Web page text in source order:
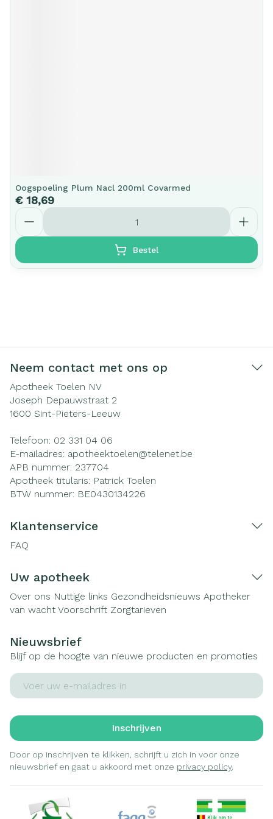
Oogspoeling Plum Nacl 200ml Covarmed
€ 18,69
Aantal
Bestel
Neem contact met ons op
Apotheek Toelen NV
Joseph Depauwstraat 2
1600 Sint-Pieters-Leeuw
Telefoon: 02 331 04 06
E-mailadres: apotheektoelen@telenet.be
APB nummer: 237704
Apotheek titularis: Patrick Toelen
BTW nummer: BE0430134226
Klantenservice
FAQ
Uw apotheek
Over ons Nuttige links Gezondheidsnieuws Apotheker
van wacht Voorschrift Zorgtarieven
Nieuwsbrief
Blijf op de hoogte van nieuwe producten en promoties
E-mail adres
Inschrijven
Door op inschrijven te klikken, schrijft u zich in voor onze
nieuwsbrief en gaat u akkoord met onze privacy policy.